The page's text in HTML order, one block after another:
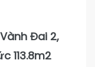
Đai 2,
113.8m2